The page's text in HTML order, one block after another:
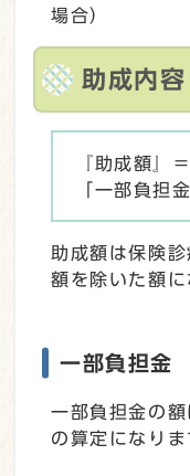
場合）
助成内容
『助成額』
「一部負担金
助成額は保険
額を除いた額に
一部負担金
一部負担金の
の算定になりま